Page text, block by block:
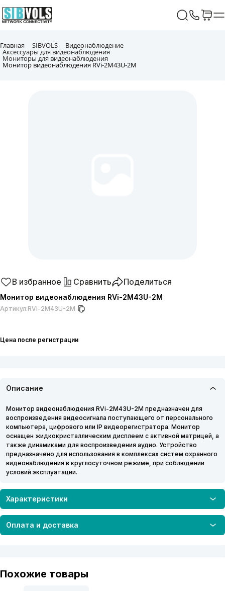
Главная SIBVOLS Видеонаблюдение
Аксессуары для видеонаблюдения
Мониторы для видеонаблюдения
Монитор видеонаблюдения RVi-2M43U-2M
В избранное Сравнить Поделиться
Монитор видеонаблюдения RVi-2M43U-2M
Артикул:RVi-2M43U-2M
Цена после регистрации
Описание
Монитор видеонаблюдения RVi-2M43U-2M предназначен для
воспроизведения видеосигнала поступающего от персонального
компьютера, цифрового или IP видеорегистратора. Монитор
оснащен жидкокристаллическим дисплеем с активной матрицей, а
также динамиками для воспроизведения аудио. Устройство
предназначено для использования в комплексах систем охранного
видеонаблюдения в круглосуточном режиме, при соблюдении
условий эксплуатации.
Характеристики
Оплата и доставка
Похожие товары